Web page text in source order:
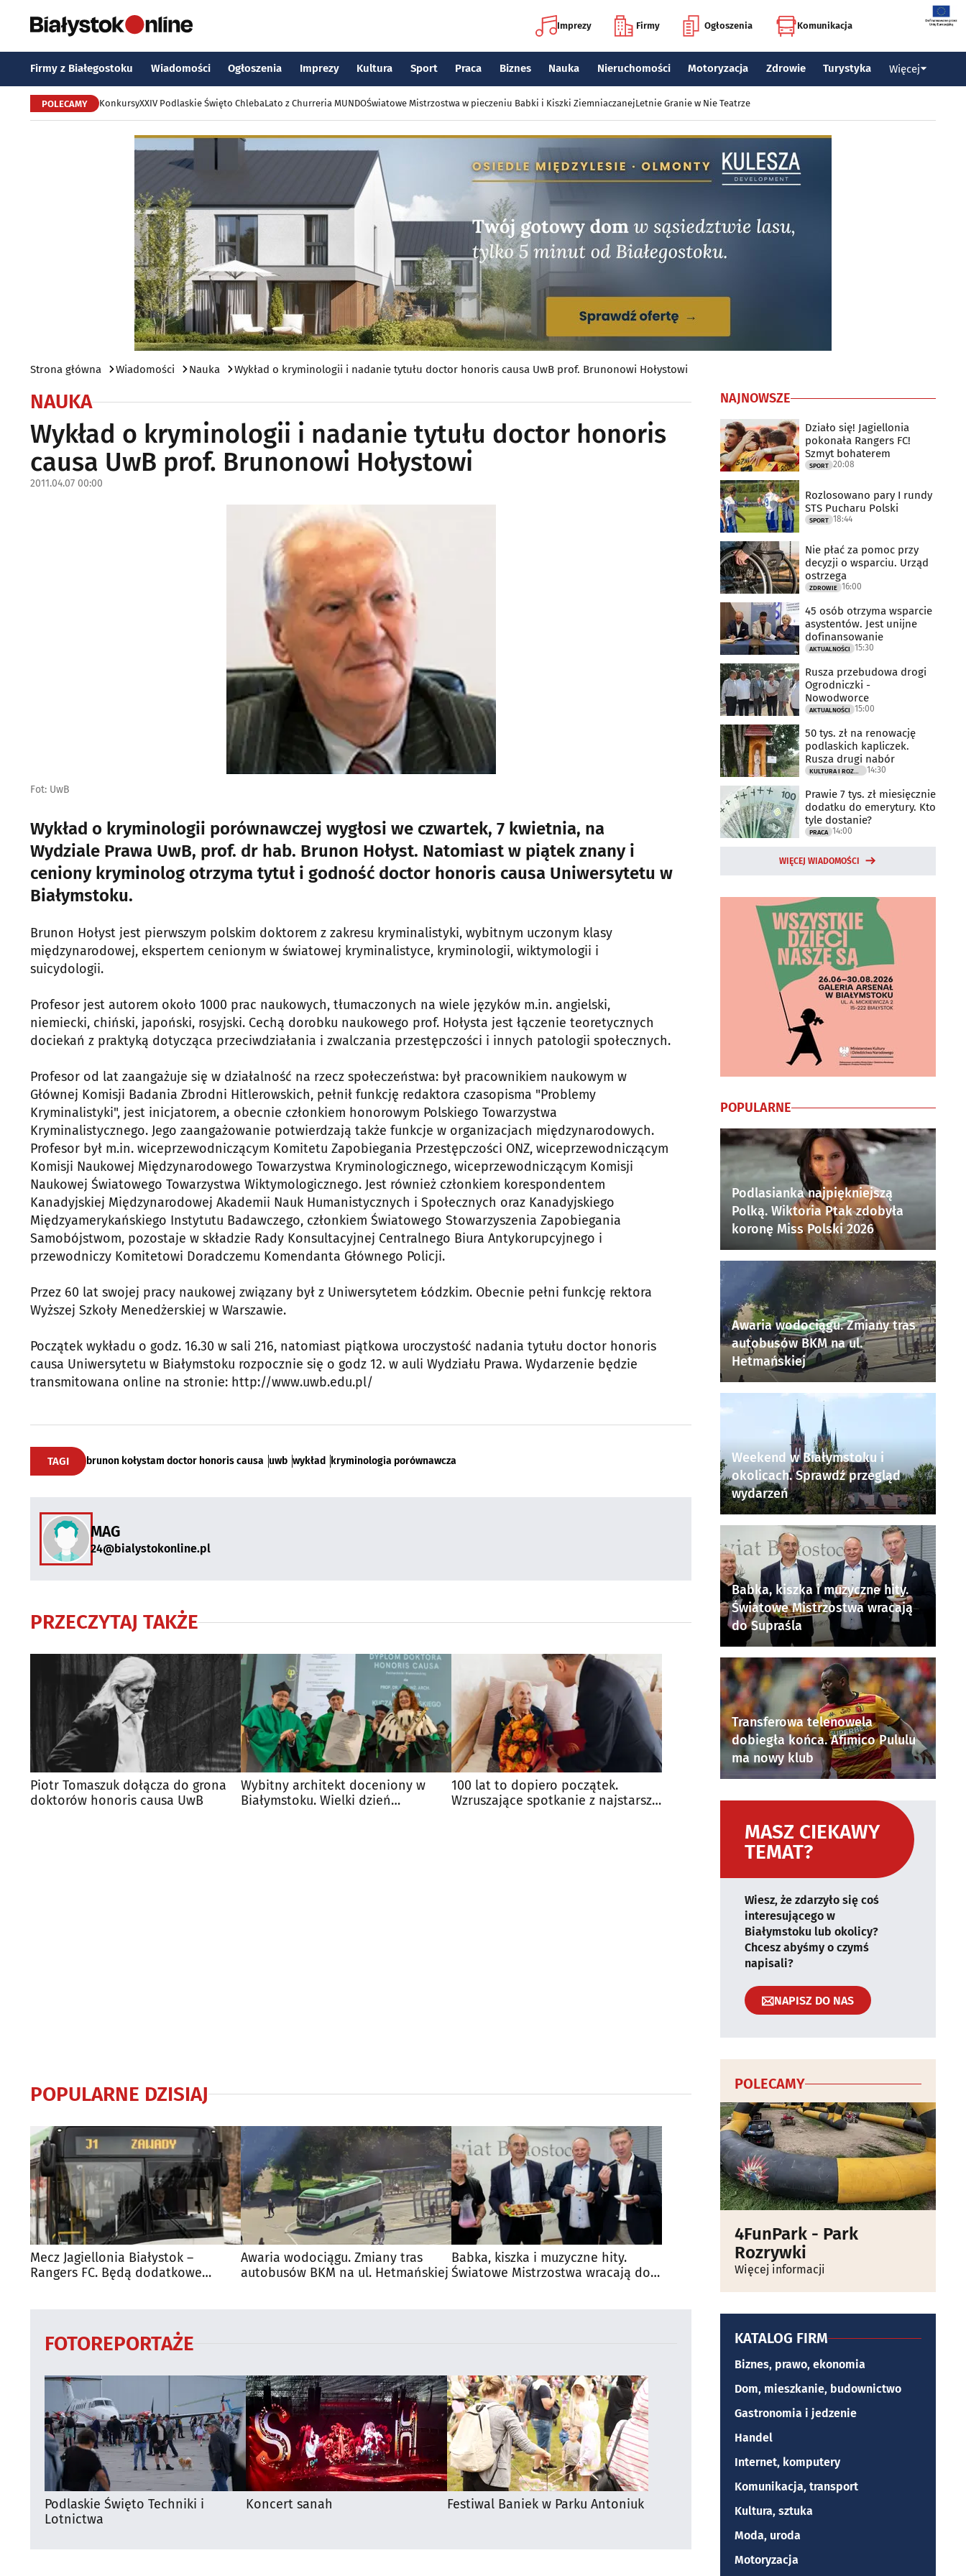
Imprezy Firmy Ogłoszenia Komunikacja
Firmy z Białegostoku Wiadomości Ogłoszenia Imprezy Kultura Sport Praca Biznes Nauka Nieruchomości Motoryzacja Zdrowie Turystyka Więcej
POLECAMY KonkursyXXIV Podlaskie Święto ChlebaLato z Churreria MUNDOŚwiatowe Mistrzostwa w pieczeniu Babki i Kiszki ZiemniaczanejLetnie Granie w Nie Teatrze
Strona główna Wiadomości Nauka Wykład o kryminologii i nadanie tytułu doctor honoris causa UwB prof. Brunonowi Hołystowi
NAUKA
Wykład o kryminologii i nadanie tytułu doctor honoris
causa UwB prof. Brunonowi Hołystowi
2011.04.07 00:00
Fot: UwB
Wykład o kryminologii porównawczej wygłosi we czwartek, 7 kwietnia, na
Wydziale Prawa UwB, prof. dr hab. Brunon Hołyst. Natomiast w piątek znany i
ceniony kryminolog otrzyma tytuł i godność doctor honoris causa Uniwersytetu w
Białymstoku.
Brunon Hołyst jest pierwszym polskim doktorem z zakresu kryminalistyki, wybitnym uczonym klasy
międzynarodowej, ekspertem cenionym w światowej kryminalistyce, kryminologii, wiktymologii i
suicydologii.
Profesor jest autorem około 1000 prac naukowych, tłumaczonych na wiele języków m.in. angielski,
niemiecki, chiński, japoński, rosyjski. Cechą dorobku naukowego prof. Hołysta jest łączenie teoretycznych
dociekań z praktyką dotycząca przeciwdziałania i zwalczania przestępczości i innych patologii społecznych.
Profesor od lat zaangażuje się w działalność na rzecz społeczeństwa: był pracownikiem naukowym w
Głównej Komisji Badania Zbrodni Hitlerowskich, pełnił funkcję redaktora czasopisma "Problemy
Kryminalistyki", jest inicjatorem, a obecnie członkiem honorowym Polskiego Towarzystwa
Kryminalistycznego. Jego zaangażowanie potwierdzają także funkcje w organizacjach międzynarodowych.
Profesor był m.in. wiceprzewodniczącym Komitetu Zapobiegania Przestępczości ONZ, wiceprzewodniczącym
Komisji Naukowej Międzynarodowego Towarzystwa Kryminologicznego, wiceprzewodniczącym Komisji
Naukowej Światowego Towarzystwa Wiktymologicznego. Jest również członkiem korespondentem
Kanadyjskiej Międzynarodowej Akademii Nauk Humanistycznych i Społecznych oraz Kanadyjskiego
Międzyamerykańskiego Instytutu Badawczego, członkiem Światowego Stowarzyszenia Zapobiegania
Samobójstwom, pozostaje w składzie Rady Konsultacyjnej Centralnego Biura Antykorupcyjnego i
przewodniczy Komitetowi Doradczemu Komendanta Głównego Policji.
Przez 60 lat swojej pracy naukowej związany był z Uniwersytetem Łódzkim. Obecnie pełni funkcję rektora
Wyższej Szkoły Menedżerskiej w Warszawie.
Początek wykładu o godz. 16.30 w sali 216, natomiast piątkowa uroczystość nadania tytułu doctor honoris
causa Uniwersytetu w Białymstoku rozpocznie się o godz 12. w auli Wydziału Prawa. Wydarzenie będzie
transmitowana online na stronie: http://www.uwb.edu.pl/
TAGI brunon kołystam doctor honoris causa uwb wykład kryminologia porównawcza
MAG
24@bialystokonline.pl
PRZECZYTAJ TAKŻE
Piotr Tomaszuk dołącza do grona
doktorów honoris causa UwB
Wybitny architekt doceniony w
Białymstoku. Wielki dzień
100 lat to dopiero początek.
Wzruszające spotkanie z najstarszą
POPULARNE DZISIAJ
Mecz Jagiellonia Białystok –
Rangers FC. Będą dodatkowe
Awaria wodociągu. Zmiany tras
autobusów BKM na ul. Hetmańskiej
Babka, kiszka i muzyczne hity.
Światowe Mistrzostwa wracają do
FOTOREPORTAŻE
Podlaskie Święto Techniki i
Lotnictwa
Koncert sanah Festiwal Baniek w Parku Antoniuk
NAJNOWSZE
Działo się! Jagiellonia
pokonała Rangers FC!
Szmyt bohaterem
SPORT 20:08
Rozlosowano pary I rundy
STS Pucharu Polski
SPORT 18:44
Nie płać za pomoc przy
decyzji o wsparciu. Urząd
ostrzega
ZDROWIE 16:00
45 osób otrzyma wsparcie
asystentów. Jest unijne
dofinansowanie
AKTUALNOŚCI 15:30
Rusza przebudowa drogi
Ogrodniczki -
Nowodworce
AKTUALNOŚCI 15:00
50 tys. zł na renowację
podlaskich kapliczek.
Rusza drugi nabór
14:30
Prawie 7 tys. zł miesięcznie
dodatku do emerytury. Kto
tyle dostanie?
PRACA 14:00
WIĘCEJ WIADOMOŚCI
POPULARNE
Podlasianka najpiękniejszą
Polką. Wiktoria Ptak zdobyła
koronę Miss Polski 2026
Awaria wodociągu. Zmiany tras
autobusów BKM na ul.
Hetmańskiej
Weekend w Białymstoku i
okolicach. Sprawdź przegląd
wydarzeń
Babka, kiszka i muzyczne hity.
Światowe Mistrzostwa wracają
do Supraśla
Transferowa telenowela
dobiegła końca. Afimico Pululu
ma nowy klub
MASZ CIEKAWY
TEMAT?
Wiesz, że zdarzyło się coś
interesującego w
Białymstoku lub okolicy?
Chcesz abyśmy o czymś
napisali?
NAPISZ DO NAS
POLECAMY
4FunPark - Park
Rozrywki
Więcej informacji
KATALOG FIRM
Biznes, prawo, ekonomia
Dom, mieszkanie, budownictwo
Gastronomia i jedzenie
Handel
Internet, komputery
Komunikacja, transport
Kultura, sztuka
Moda, uroda
Motoryzacja